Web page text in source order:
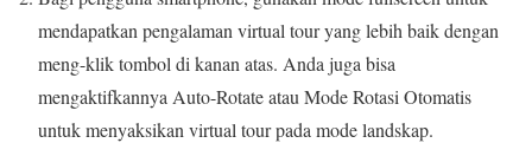
mendapatkan pengalaman virtual tour yang lebih baik dengan
meng-klik tombol di kanan atas. Anda juga bisa
mengaktifkannya Auto-Rotate atau Mode Rotasi Otomatis
untuk menyaksikan virtual tour pada mode landskap.